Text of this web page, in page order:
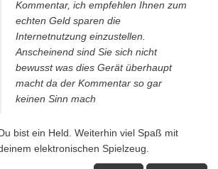
Kommentar, ich empfehlen Ihnen zum
echten Geld sparen die
Internetnutzung einzustellen.
Anscheinend sind Sie sich nicht
bewusst was dies Gerät überhaupt
macht da der Kommentar so gar
keinen Sinn mach
bist ein Held. Weiterhin viel Spaß mit
elektronischen Spielzeug.